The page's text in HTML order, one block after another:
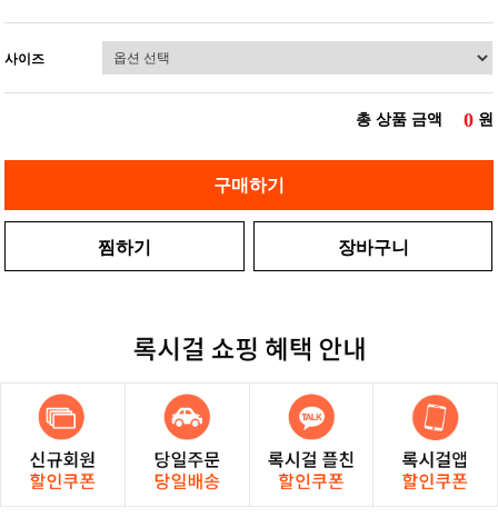
사이즈
총 상품 금액 0 원
구매하기
찜하기 장바구니